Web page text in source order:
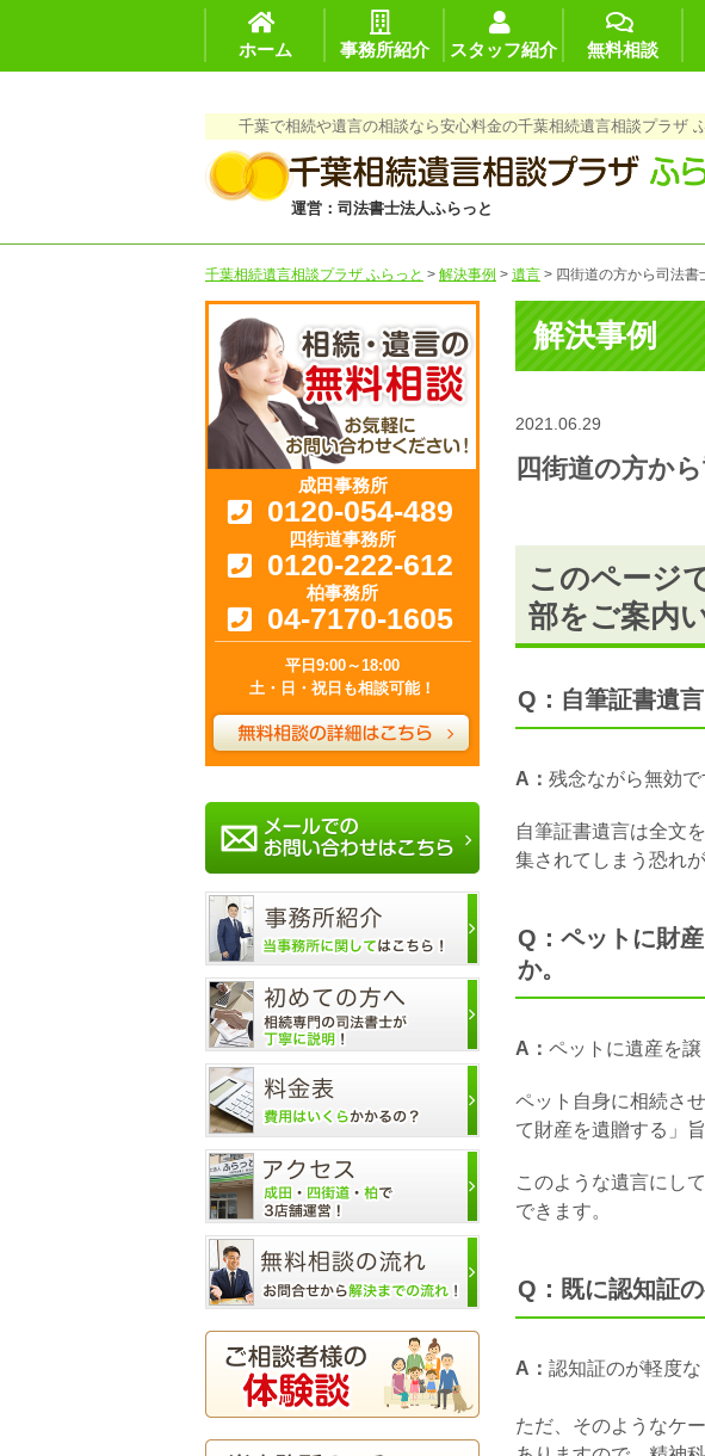
ホーム 事務所紹介 スタッフ紹介 無料相談
千葉で相続や遺言の相談なら安心料金の千葉相続遺言相談プラザ
運営：司法書士法人ふらっと
千葉相続遺言相談プラザ ふらっと > 解決事例 > 遺言 > 四街道の方から司法
解決事例
2021.06.29
四街道の方か
このページ
部をご案内
Q：自筆証書遺
A： 残念ながら無効で
自筆証書遺言は全文
集されてしまう恐れ
Q：ペットに財
か。
A： ペットに遺産を
ペット自身に相続さ
て財産を遺贈する」
このような遺言にし
できます。
Q：既に認知証
A： 認知証のが軽度
ただ、そのようなケ
成田事務所
0120-054-489
四街道事務所
0120-222-612
柏事務所
04-7170-1605
平日9:00～18:00
土・日・祝日も相談可能！